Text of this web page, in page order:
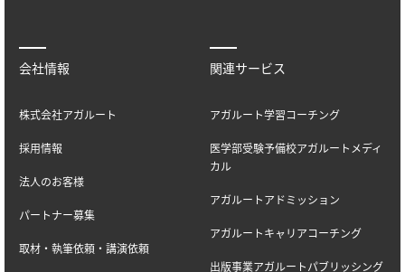
会社情報
株式会社アガルート
採用情報
法人のお客様
パートナー募集
取材・執筆依頼・講演依頼
関連サービス
アガルート学習コーチング
医学部受験予備校アガルートメディ
カル
アガルートアドミッション
アガルートキャリアコーチング
出版事業アガルートパブリッシング